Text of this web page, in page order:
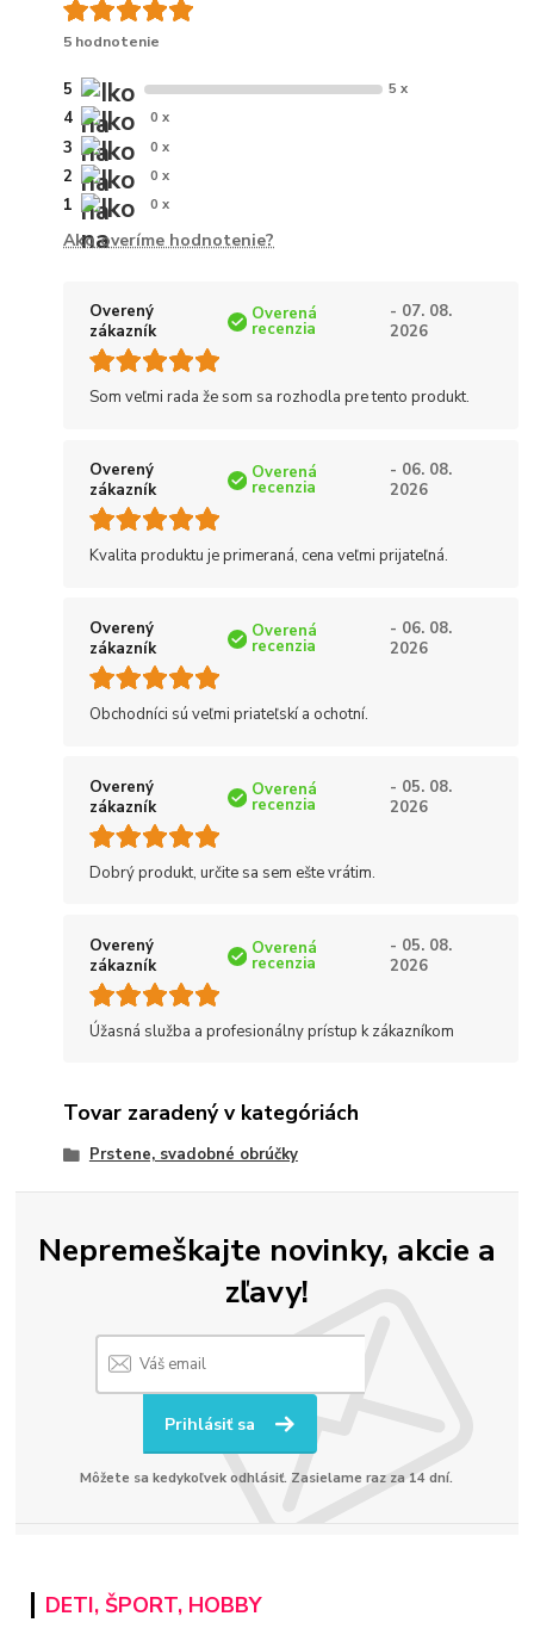
5 hodnotenie
5 5 x
4 0 x
3 0 x
2 0 x
1 0 x
Ako overíme hodnotenie?
Overený
zákazník
Overená
recenzia
- 07. 08.
2026
Som veľmi rada že som sa rozhodla pre tento produkt.
Overený
zákazník
Overená
recenzia
- 06. 08.
2026
Kvalita produktu je primeraná, cena veľmi prijateľná.
Overený
zákazník
Overená
recenzia
- 06. 08.
2026
Obchodníci sú veľmi priateľskí a ochotní.
Overený
zákazník
Overená
recenzia
- 05. 08.
2026
Dobrý produkt, určite sa sem ešte vrátim.
Overený
zákazník
Overená
recenzia
- 05. 08.
2026
Úžasná služba a profesionálny prístup k zákazníkom
Tovar zaradený v kategóriách
Prstene, svadobné obrúčky
Nepremeškajte novinky, akcie a
zľavy!
Prihlásiť sa
Môžete sa kedykoľvek odhlásiť. Zasielame raz za 14 dní.
DETI, ŠPORT, HOBBY